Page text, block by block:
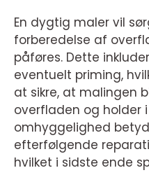
En dygtig maler vil
forberedelse af
påføres. Dette
eventuelt priming,
at sikre, at malingen
overfladen og holder
omhyggelighed
efterfølgende
hvilket i sidste ende